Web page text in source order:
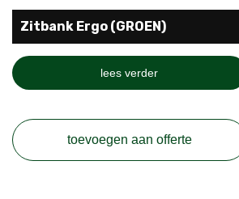
Zitbank Ergo (GROEN)
lees verder
toevoegen aan offerte